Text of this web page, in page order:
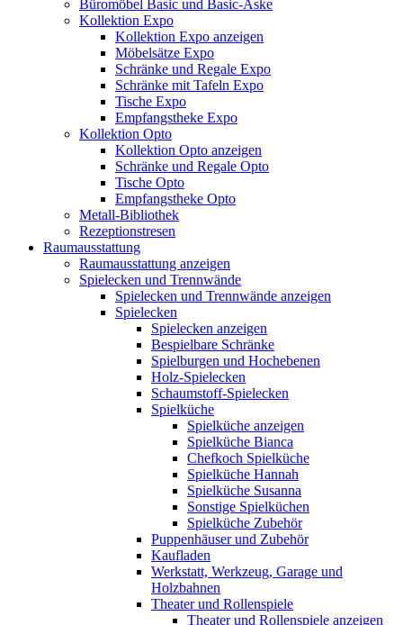
Büromöbel Basic und Basic-Aske
Kollektion Expo
Kollektion Expo anzeigen
Möbelsätze Expo
Schränke und Regale Expo
Schränke mit Tafeln Expo
Tische Expo
Empfangstheke Expo
Kollektion Opto
Kollektion Opto anzeigen
Schränke und Regale Opto
Tische Opto
Empfangstheke Opto
Metall-Bibliothek
Rezeptionstresen
Raumausstattung
Raumausstattung anzeigen
Spielecken und Trennwände
Spielecken und Trennwände anzeigen
Spielecken
Spielecken anzeigen
Bespielbare Schränke
Spielburgen und Hochebenen
Holz-Spielecken
Schaumstoff-Spielecken
Spielküche
Spielküche anzeigen
Spielküche Bianca
Chefkoch Spielküche
Spielküche Hannah
Spielküche Susanna
Sonstige Spielküchen
Spielküche Zubehör
Puppenhäuser und Zubehör
Kaufladen
Werkstatt, Werkzeug, Garage und
Holzbahnen
Theater und Rollenspiele
Theater und Rollenspiele anzeigen